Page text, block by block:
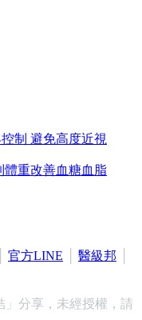
制 避免高度近視
體重改善血糖血脂
官方LINE 醫級邦
分享，未經授權，請